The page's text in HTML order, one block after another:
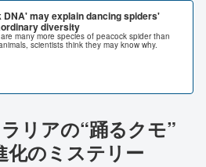
DNA' may explain dancing spiders'
diversity
many more species of peacock spider than
scientists think they may know why.
ラリアの“踊るクモ”
のミステリー